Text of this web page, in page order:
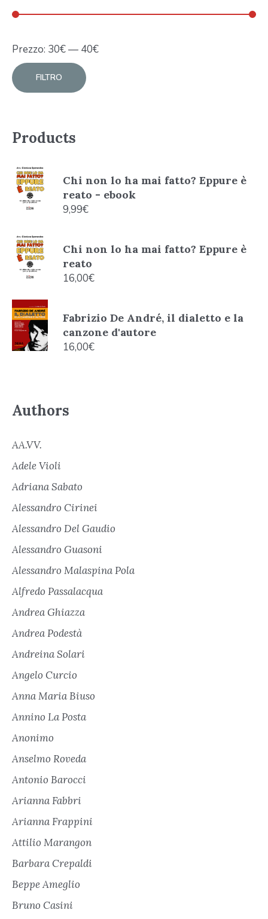
FILTRO
Prezzo: 30€— 40€
Products
Chi non lo ha mai fatto? Eppure è
reato - ebook
9,99€
Chi non lo ha mai fatto? Eppure è
reato
16,00€
Fabrizio De André, il dialetto e la
canzone d'autore
16,00€
Authors
AA.VV.
Adele Violi
Adriana Sabato
Alessandro Cirinei
Alessandro Del Gaudio
Alessandro Guasoni
Alessandro Malaspina Pola
Alfredo Passalacqua
Andrea Ghiazza
Andrea Podestà
Andreina Solari
Angelo Curcio
Anna Maria Biuso
Annino La Posta
Anonimo
Anselmo Roveda
Antonio Barocci
Arianna Fabbri
Arianna Frappini
Attilio Marangon
Barbara Crepaldi
Beppe Ameglio
Bruno Casini